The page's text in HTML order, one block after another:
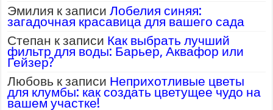
Эмилия к записиЛобелия синяя:
загадочная красавица для вашего сада
Степан к записи Как выбрать лучший
фильтр для воды: Барьер, Аквафор или
Гейзер?
Любовь к записи Неприхотливые цветы
для клумбы: как создать цветущее чудо на
вашем участке!